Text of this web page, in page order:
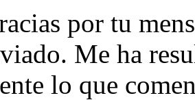
por tu
Me ha
lo que